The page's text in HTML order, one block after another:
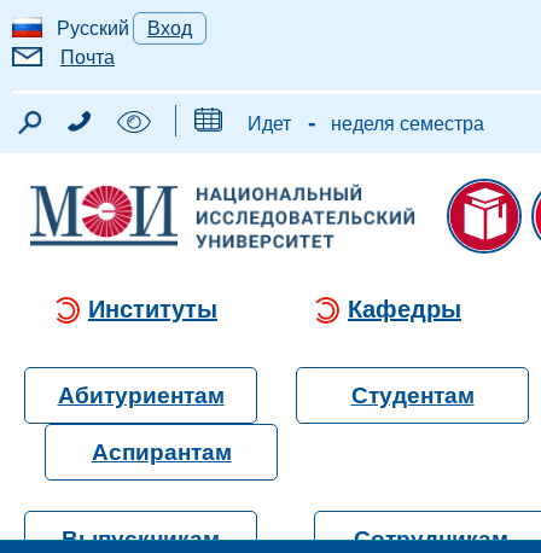
Русский
Вход
Почта
Идет - неделя семестра
Институты Кафедры
Абитуриентам Студентам
Аспирантам
Выпускникам Сотрудникам